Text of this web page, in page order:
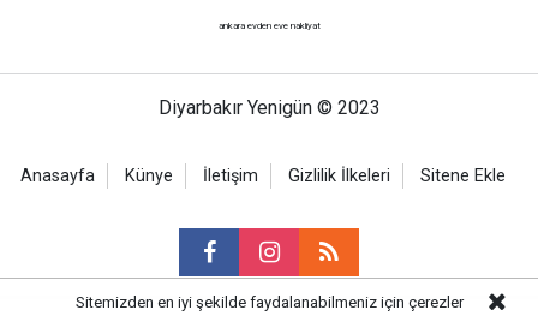
ankara evden eve nakliyat
Diyarbakır Yenigün © 2023
Anasayfa Künye İletişim Gizlilik İlkeleri Sitene Ekle
Sitemizden en iyi şekilde faydalanabilmeniz için çerezler